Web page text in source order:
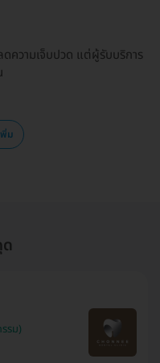
ความเจ็บปวด แต่ผู้รับบริการ
ม
รม)